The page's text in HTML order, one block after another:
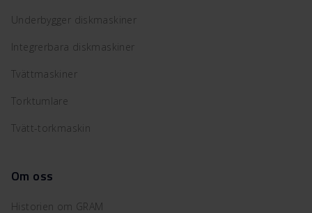
Underbygger diskmaskiner
Integrerbara diskmaskiner
Tvättmaskiner
Torktumlare
Tvätt-torkmaskin
Om oss
Historien om GRAM